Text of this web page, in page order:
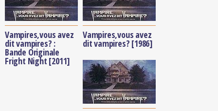
Vampires,vous avez
dit vampires? :
Bande Originale
Fright Night [2011]
Vampires,vous avez
dit vampires? [1986]